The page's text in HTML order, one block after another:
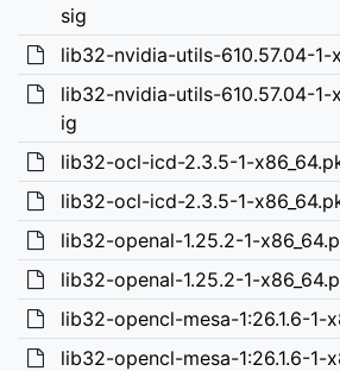
sig
lib32-nvidia-utils-610.57.04-1-
lib32-nvidia-utils-610.57.04-1-
ig
lib32-ocl-icd-2.3.5-1-
lib32-ocl-icd-2.3.5-1-
lib32-openal-1.25.2-1-
lib32-openal-1.25.2-1-
lib32-opencl-mesa-1:26.1.6-1-
lib32-opencl-mesa-1:26.1.6-1-